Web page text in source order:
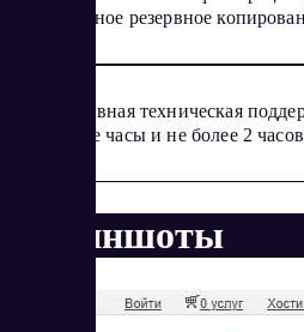
ежедневное резервное
Оперативная техническая
обычные часы и не более 2
Скриншоты